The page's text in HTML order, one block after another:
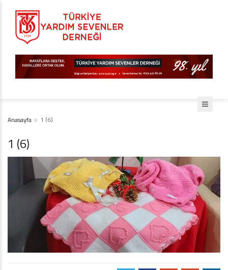
Anasayfa 1 (6)
1 (6)